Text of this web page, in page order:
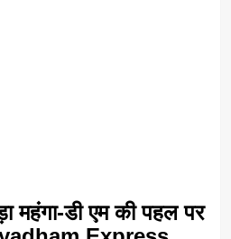
महंगा-डी एम की पहल पर